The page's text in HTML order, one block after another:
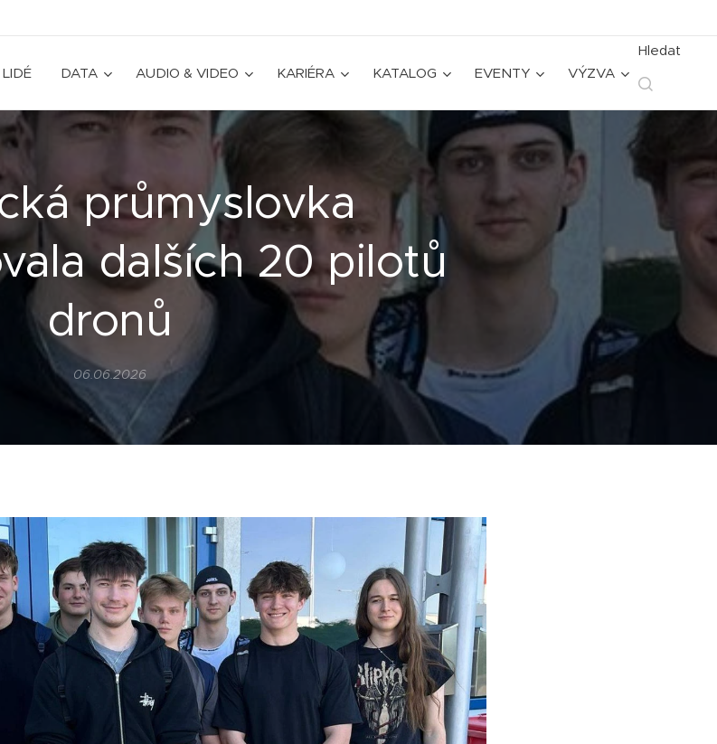
LIDÉ DATA AUDIO & VIDEO KARIÉRA KATALOG EVENTY VÝZVA
Hledat
průmyslovka
dalších 20 pilotů
dronů
06.06.2026